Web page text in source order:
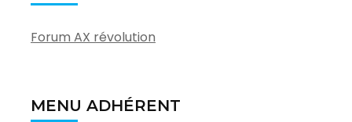
Forum AX révolution
MENU ADHÉRENT